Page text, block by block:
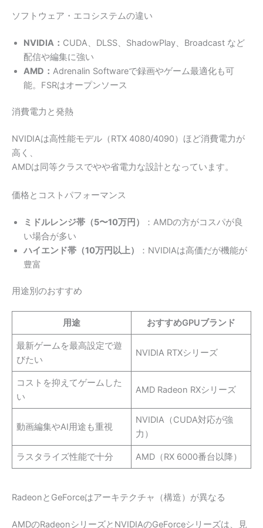
ソフトウェア・エコシステムの違い
NVIDIA： CUDA、DLSS、ShadowPlay、Broadcast など
配信や編集に強い
AMD： Adrenalin Softwareで録画やゲーム最適化も可
能。FSRはオープンソース
消費電力と発熱
NVIDIAは高性能モデル（RTX 4080/4090）ほど消費電力が
高く、
AMDは同等クラスでやや省電力な設計となっています。
価格とコストパフォーマンス
ミドルレンジ帯（5〜10万円）
：AMDの方がコスパが良
い場合が多い
ハイエンド帯（10万円以上）
：NVIDIAは高価だが機能が
豊富
用途別のおすすめ
用途 おすすめGPUブランド
最新ゲームを最高設定で遊
びたい
NVIDIA RTXシリーズ
コストを抑えてゲームした
い
AMD Radeon RXシリーズ
動画編集やAI用途も重視
NVIDIA（CUDA対応が強
力）
ラスタライズ性能で十分 AMD（RX 6000番台以降）
RadeonとGeForceはアーキテクチャ（構造）が異なる
AMDのRadeonシリーズとNVIDIAのGeForceシリーズは、見